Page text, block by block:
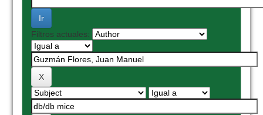
Filtros actuales: